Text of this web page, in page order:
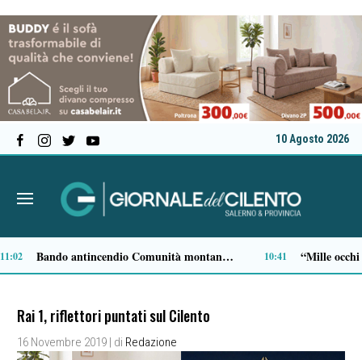
10 Agosto 2026
09:05 08:54
Rai 1, riflettori puntati sul Cilento
16 Novembre 2019 | di Redazione